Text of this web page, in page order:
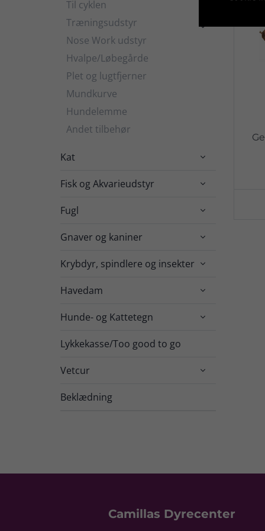
Til cyklen
Træningsudstyr

Nose Work udstyr
Hvalpe/Løbegårde
Plet og lugtfjerner
Mundkurve
Hundelemme
Andet tilbehør
Kat 
Fisk og Akvarieudstyr 
Fugl 
Gnaver og kaniner 
Krybdyr, spindlere og insekter 
Havedam 
Hunde- og Kattetegn 
Lykkekasse/Too good to go
Vetcur 
Beklædning
Camillas Dyrecenter